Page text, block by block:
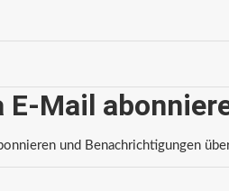
E-Mail
und Benachrichtigungen